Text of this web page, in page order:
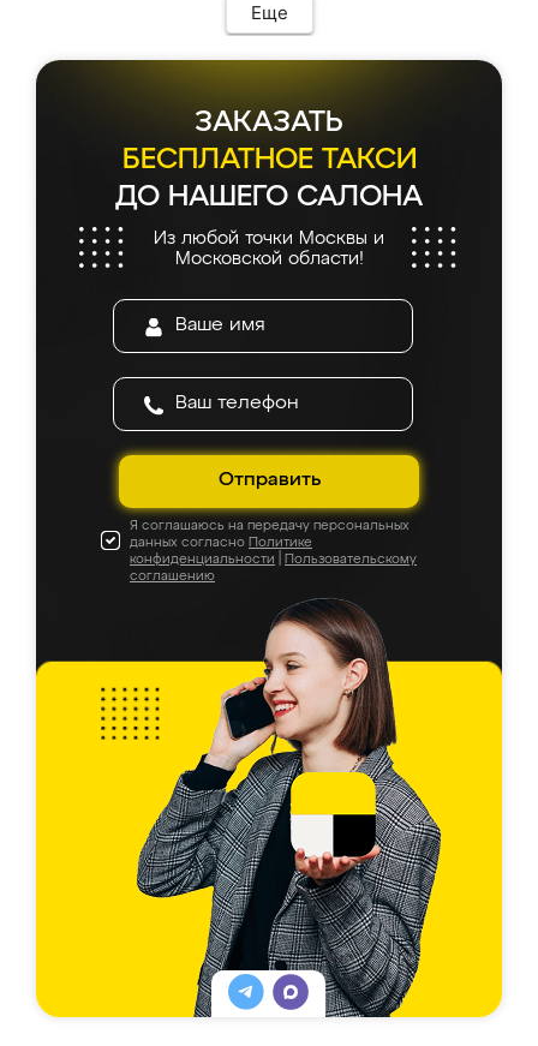
Еще
ЗАКАЗАТЬ
БЕСПЛАТНОЕ ТАКСИ
ДО НАШЕГО САЛОНА
Из любой точки Москвы и
Московской области!
Отправить
Я соглашаюсь на передачу персональных
данных согласно Политике
конфиденциальности
Пользовательскому
соглашению